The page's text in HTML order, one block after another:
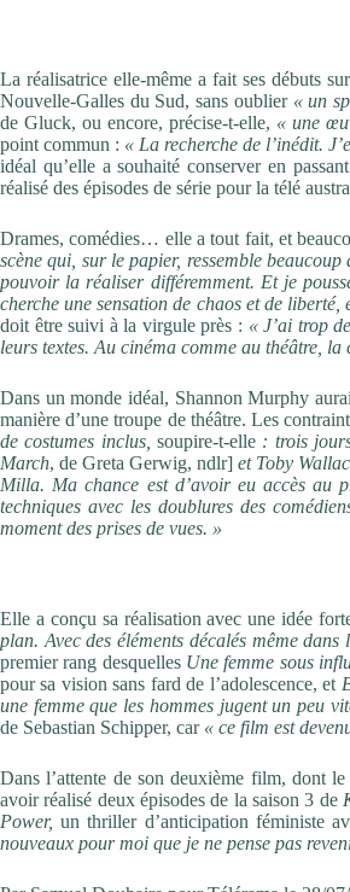
La réalisatrice elle-même a fait ses débuts
Nouvelle-Galles du Sud, sans oublier « un
de Gluck, ou encore, précise-t-elle, « une
point commun : « La recherche de l’inédit.
idéal qu’elle a souhaité conserver en
réalisé des épisodes de série pour la télé
Drames, comédies… elle a tout fait, et
scène qui, sur le papier, ressemble
pouvoir la réaliser différemment. Et je
cherche une sensation de chaos et de liberté,
doit être suivi à la virgule près : « J’ai trop
leurs textes. Au cinéma comme au théâtre,
Dans un monde idéal, Shannon Murphy
manière d’une troupe de théâtre. Les
de costumes inclus, soupire-t-elle : trois
March, de Greta Gerwig, ndlr]et Toby
Milla. Ma chance est d’avoir eu accès au
techniques avec les doublures des
moment des prises de vues. »
Elle a conçu sa réalisation avec une idée
plan. Avec des éléments décalés même
premier rang desquelles Une femme sous
pour sa vision sans fard de l’adolescence, et
une femme que les hommes jugent un peu
de Sebastian Schipper, car « ce film est
Dans l’attente de son deuxième film, dont
avoir réalisé deux épisodes de la saison 3 de
Power, un thriller d’anticipation féministe
nouveaux pour moi que je ne pense pas